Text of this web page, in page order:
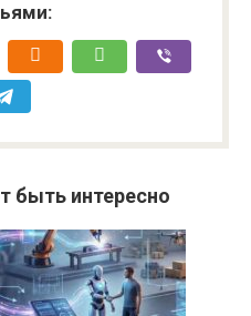
быть интересно